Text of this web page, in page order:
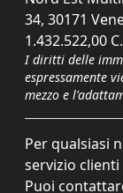
34, 30171
1.432.522,00
I diritti delle
espressamente
mezzo e
Per qualsiasi
servizio
Puoi